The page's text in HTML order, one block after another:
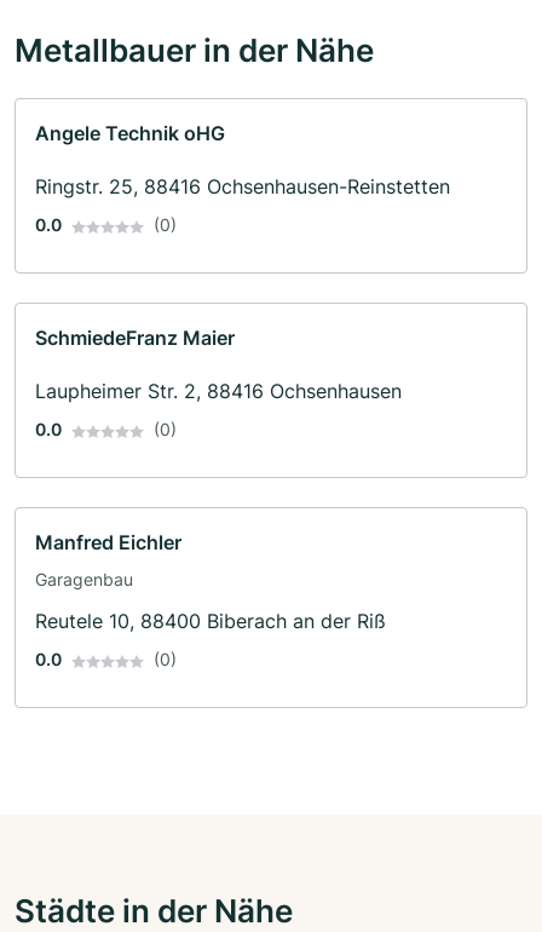
Metallbauer in der Nähe
Angele Technik oHG
Ringstr. 25, 88416 Ochsenhausen-Reinstetten
0.0 (0)
SchmiedeFranz Maier
Laupheimer Str. 2, 88416 Ochsenhausen
0.0 (0)
Manfred Eichler
Garagenbau
Reutele 10, 88400 Biberach an der Riß
0.0 (0)
Städte in der Nähe